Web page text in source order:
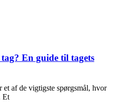
En guide til tagets
af de vigtigste spørgsmål, hvor
Et